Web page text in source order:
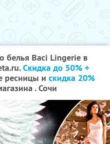
белья Вaci Lingerie в
Скидка до 50% +
ресницы и скидка 20%
. Сочи